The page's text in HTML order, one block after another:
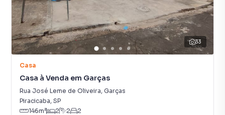
33
Casa
Casa à Venda em Garças
Rua José Leme de Oliveira, Garças
Piracicaba, SP
146m² 2 2 2